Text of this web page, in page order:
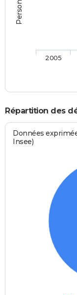
2005
Répartition des
Données
Insee)